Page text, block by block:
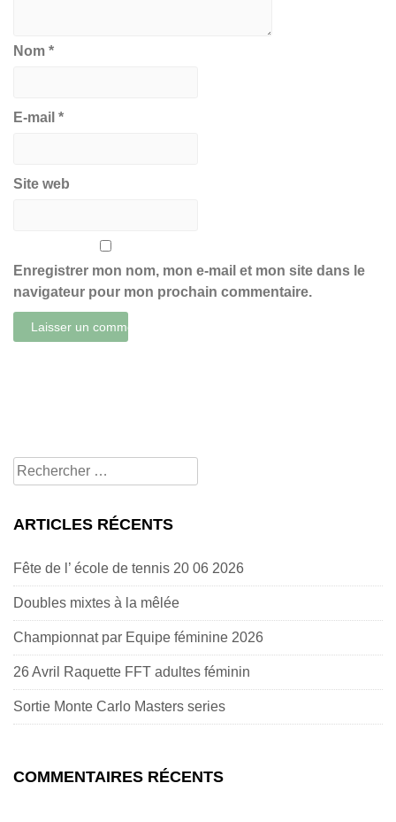
Nom *
E-mail *
Site web
Enregistrer mon nom, mon e-mail et mon site dans le
navigateur pour mon prochain commentaire.
Rechercher
pour:
ARTICLES RÉCENTS
Fête de l’ école de tennis 20 06 2026
Doubles mixtes à la mêlée
Championnat par Equipe féminine 2026
26 Avril Raquette FFT adultes féminin
Sortie Monte Carlo Masters series
COMMENTAIRES RÉCENTS